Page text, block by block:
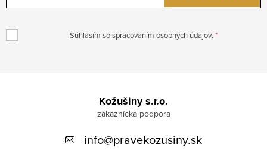
Súhlasím sospracovaním osobných údajov.
Kožušiny s.r.o.
info@pravekozusiny.sk